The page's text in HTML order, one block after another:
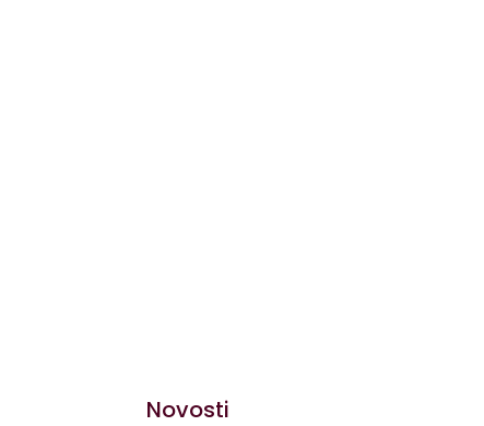
Novosti